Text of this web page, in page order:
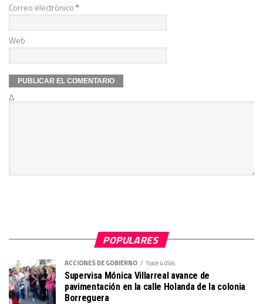
Correo electrónico*
Web
Δ
POPULARES
ACCIONES DE GOBIERNO hace 4 días
Supervisa Mónica Villarreal avance de
pavimentación en la calle Holanda de la colonia
Borreguera